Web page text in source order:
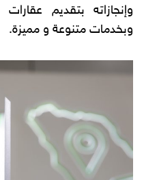
وإنجازاته بتقديم
وبخدمات متنوعة و مميزة.